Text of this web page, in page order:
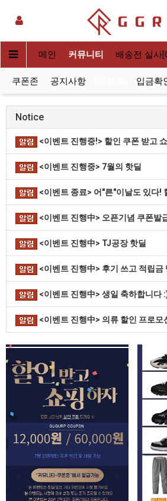
메인 커뮤니티 배송전 실사
쿠폰존 공지사항 입금확
Notice
<이벤트 진행중!> 할인 쿠폰 받고
<이벤트 진행중> 7월의 핫딜
<이벤트 종료> 어"른"이날도 있다! 할
<이벤트 진행中> 오픈기념 쿠폰발
<이벤트 진행中> TJ공장 핫딜
<이벤트 진행中> 후기 쓰고 적립금
<이벤트 진행中> 생일 축하합니다
<이벤트 진행中> 의류 할인 프로모